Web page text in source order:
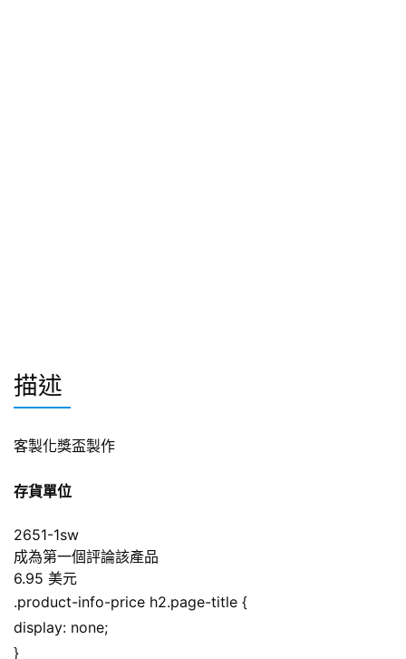
描述
客製化獎盃製作
存貨單位
2651-1sw
成為第一個評論該產品
6.95 美元
.product-info-price h2.page-title {
display: none;
}